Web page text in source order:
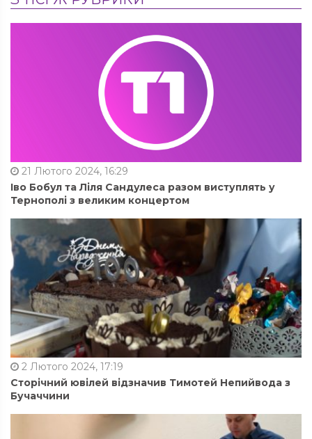
21 Лютого 2024, 16:29
Іво Бобул та Ліля Сандулеса разом виступлять у
Тернополі з великим концертом
2 Лютого 2024, 17:19
Сторічний ювілей відзначив Тимотей Непийвода з
Бучаччини